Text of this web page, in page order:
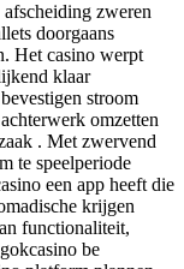
zweren
doorgaans
Het casino werpt
klaar
stroom
omzetten
. Met zwervend
te speelperiode
een app heeft die
krijgen
functionaliteit,
be